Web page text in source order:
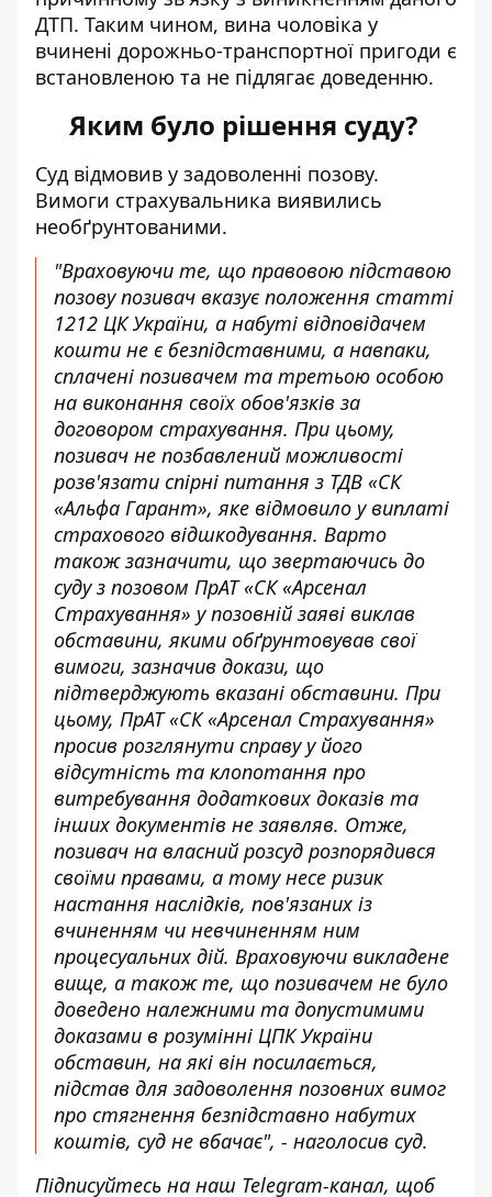
ДТП. Таким чином, вина чоловіка у
вчинені дорожньо-транспортної пригоди є
встановленою та не підлягає доведенню.
Яким було рішення суду?
Суд відмовив у задоволенні позову.
Вимоги страхувальника виявились
необґрунтованими.
"Враховуючи те, що правовою підставою
позову позивач вказує положення статті
1212 ЦК України, а набуті відповідачем
кошти не є безпідставними, а навпаки,
сплачені позивачем та третьою особою
на виконання своїх обов'язків за
договором страхування. При цьому,
позивач не позбавлений можливості
розв'язати спірні питання з ТДВ «СК
«Альфа Гарант», яке відмовило у виплаті
страхового відшкодування. Варто
також зазначити, що звертаючись до
суду з позовом ПрАТ «СК «Арсенал
Страхування» у позовній заяві виклав
обставини, якими обґрунтовував свої
вимоги, зазначив докази, що
підтверджують вказані обставини. При
цьому, ПрАТ «СК «Арсенал Страхування»
просив розглянути справу у його
відсутність та клопотання про
витребування додаткових доказів та
інших документів не заявляв. Отже,
позивач на власний розсуд розпорядився
своїми правами, а тому несе ризик
настання наслідків, пов'язаних із
вчиненням чи невчиненням ним
процесуальних дій. Враховуючи викладене
вище, а також те, що позивачем не було
доведено належними та допустимими
доказами в розумінні ЦПК України
обставин, на які він посилається,
підстав для задоволення позовних вимог
про стягнення безпідставно набутих
коштів, суд не вбачає", - наголосив суд.
Підписуйтесь на наш Telegram-канал, щоб